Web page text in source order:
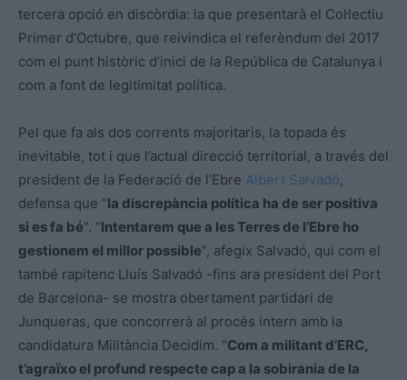
tercera opció en discòrdia: la que presentarà el Col·lectiu
Primer d’Octubre, que reivindica el referèndum del 2017
com el punt històric d’inici de la República de Catalunya i
com a font de legitimitat política.
Pel que fa als dos corrents majoritaris, la topada és
inevitable, tot i que l’actual direcció territorial, a través del
president de la Federació de l’Ebre Albert Salvadó,
defensa que “la discrepància política ha de ser positiva
si es fa bé”. “Intentarem que a les Terres de l’Ebre ho
gestionem el millor possible”, afegix Salvadó, qui com el
també rapitenc Lluís Salvadó -fins ara president del Port
de Barcelona- se mostra obertament partidari de
Junqueras, que concorrerà al procés intern amb la
candidatura Militància Decidim. “Com a militant d’ERC,
t’agraïxo el profund respecte cap a la sobirania de la